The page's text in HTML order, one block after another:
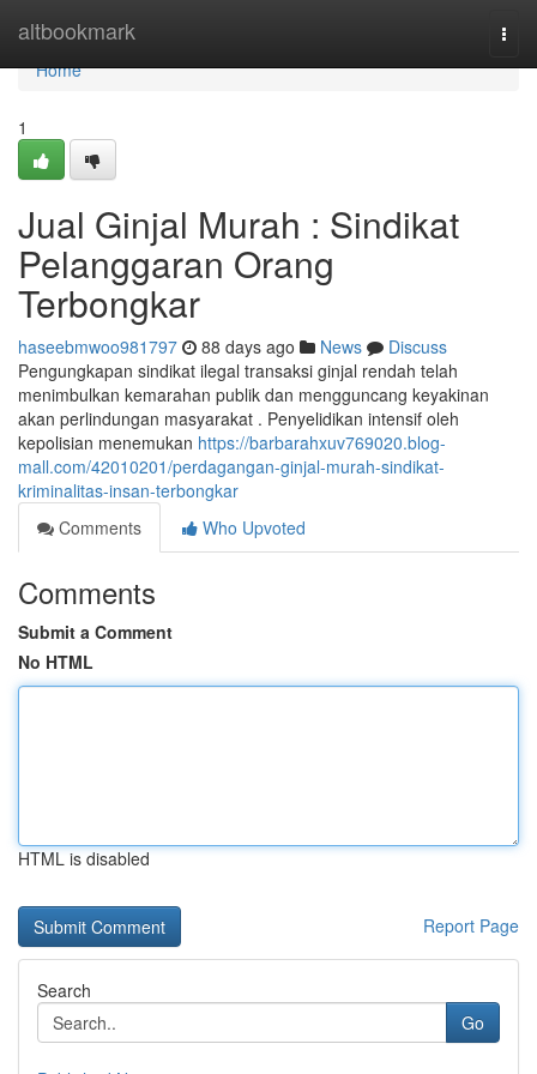
altbookmark
Home
Home
1
Jual Ginjal Murah : Sindikat
Pelanggaran Orang
Terbongkar
haseebmwoo981797 88 days ago News
Discuss
Pengungkapan sindikat ilegal transaksi ginjal rendah telah
menimbulkan kemarahan publik dan mengguncang keyakinan
akan perlindungan masyarakat . Penyelidikan intensif oleh
kepolisian menemukan https://barbarahxuv769020.blog-
mall.com/42010201/perdagangan-ginjal-murah-sindikat-
kriminalitas-insan-terbongkar
Comments
Who Upvoted
Comments
Submit a Comment
No HTML
HTML is disabled
Report Page
Search
Go